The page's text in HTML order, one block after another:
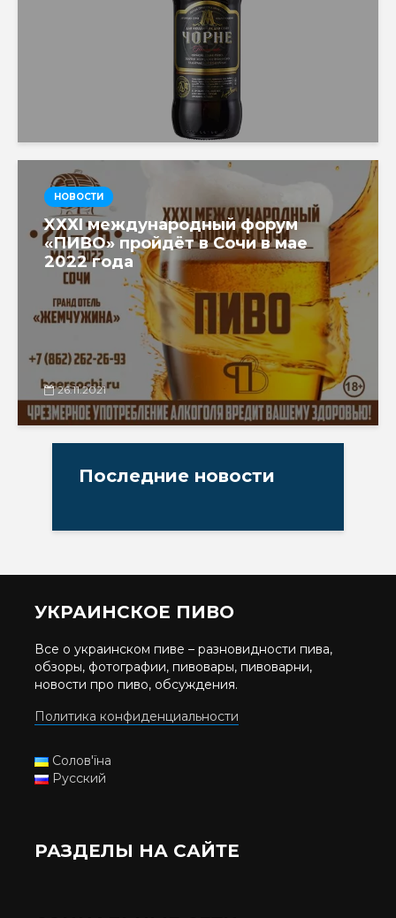
НОВОСТИ
XХХI международный форум
«ПИВО» пройдёт в Сочи в мае
2022 года
26.11.2021
Последние новости
УКРАИНСКОЕ ПИВО
Все о украинском пиве – разновидности пива,
обзоры, фотографии, пивовары, пивоварни,
новости про пиво, обсуждения.
Политика конфиденциальности
Солов'їна
Русский
РАЗДЕЛЫ НА САЙТЕ